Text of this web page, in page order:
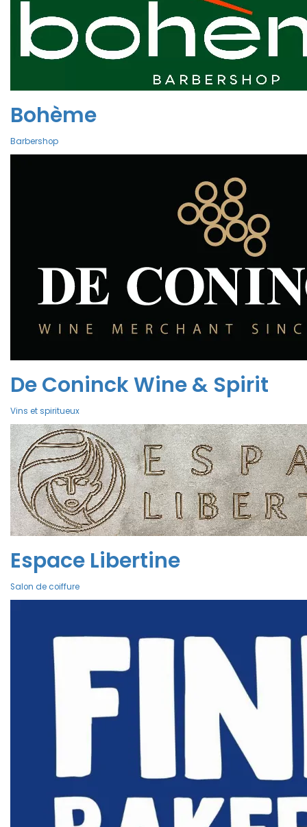
Bohème
Barbershop
De Coninck Wine & Spirit
Vins et spiritueux
Espace Libertine
Salon de coiffure